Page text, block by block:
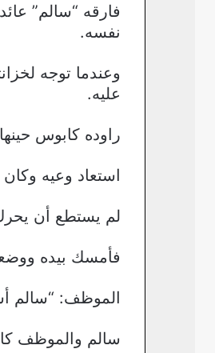
فارقه “سالم”
نفسه.
وعندما توجه
عليه.
راوده كابوس
استعاد وعيه
لم يستطع أن
فأمسك بيده
الموظف: “سالم
سالم والموظف